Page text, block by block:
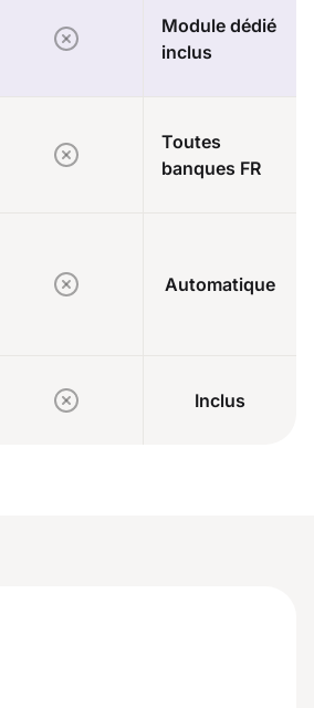
Module dédié
inclus
Toutes
banques FR
Automatique
Inclus